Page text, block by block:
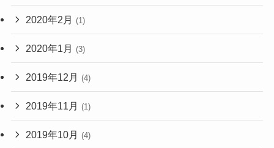
2020年2月 (1)
2020年1月 (3)
2019年12月 (4)
2019年11月 (1)
2019年10月 (4)